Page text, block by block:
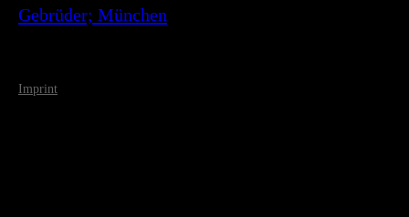
Gebrüder; München
Imprint